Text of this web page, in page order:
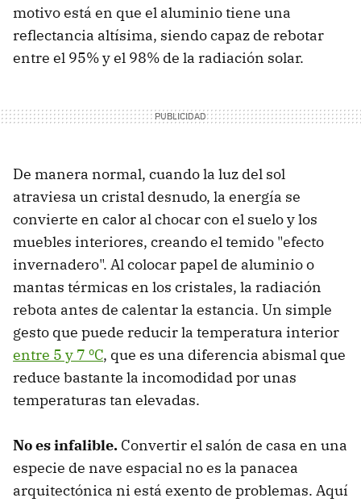
motivo está en que el aluminio tiene una
reflectancia altísima, siendo capaz de rebotar
entre el 95% y el 98% de la radiación solar.
De manera normal, cuando la luz del sol
atraviesa un cristal desnudo, la energía se
convierte en calor al chocar con el suelo y los
muebles interiores, creando el temido "efecto
invernadero". Al colocar papel de aluminio o
mantas térmicas en los cristales, la radiación
rebota antes de calentar la estancia. Un simple
gesto que puede reducir la temperatura interior
entre 5 y 7 ºC, que es una diferencia abismal que
reduce bastante la incomodidad por unas
temperaturas tan elevadas.
No es infalible. Convertir el salón de casa en una
especie de nave espacial no es la panacea
arquitectónica ni está exento de problemas. Aquí